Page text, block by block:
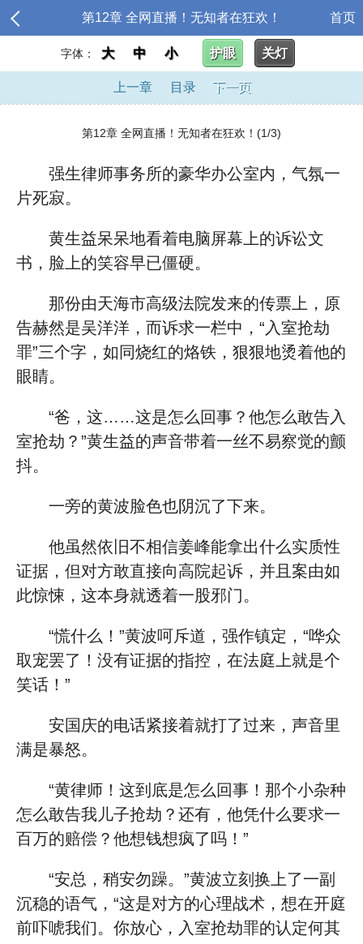
第12章 全网直播！无知者在狂欢！ 首页
字体： 大 中 小 护眼 关灯
上一章 目录 下一页
第12章 全网直播！无知者在狂欢！(1/3)
强生律师事务所的豪华办公室内，气氛一
片死寂。
黄生益呆呆地看着电脑屏幕上的诉讼文
书，脸上的笑容早已僵硬。
那份由天海市高级法院发来的传票上，原
告赫然是吴洋洋，而诉求一栏中，“入室抢劫
罪”三个字，如同烧红的烙铁，狠狠地烫着他的
眼睛。
“爸，这……这是怎么回事？他怎么敢告入
室抢劫？”黄生益的声音带着一丝不易察觉的颤
抖。
一旁的黄波脸色也阴沉了下来。
他虽然依旧不相信姜峰能拿出什么实质性
证据，但对方敢直接向高院起诉，并且案由如
此惊悚，这本身就透着一股邪门。
“慌什么！”黄波呵斥道，强作镇定，“哗众
取宠罢了！没有证据的指控，在法庭上就是个
笑话！”
安国庆的电话紧接着就打了过来，声音里
满是暴怒。
“黄律师！这到底是怎么回事！那个小杂种
怎么敢告我儿子抢劫？还有，他凭什么要求一
百万的赔偿？他想钱想疯了吗！”
“安总，稍安勿躁。”黄波立刻换上了一副
沉稳的语气，“这是对方的心理战术，想在开庭
前吓唬我们。你放心，入室抢劫罪的认定何其